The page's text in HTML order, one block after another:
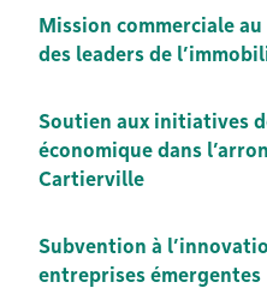
Mission commerciale
des leaders de
Soutien aux initiatives
économique dans
Cartierville
Subvention à
entreprises émergentes